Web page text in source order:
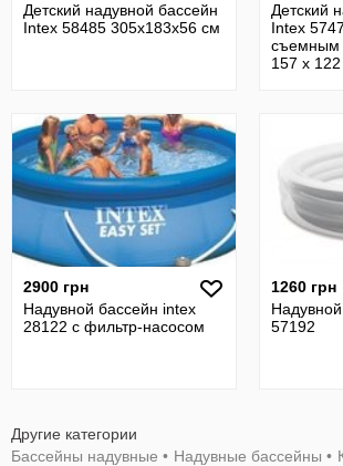
Детский надувной бассейн
Intex 58485 305x183х56 см
Детский
Intex
съемным
157 х
2900 грн
Надувной бассейн intex
28122 с фильтр-насосом
1260 грн
57192
Другие категории
Бассейны надувные • Надувные бассейны •